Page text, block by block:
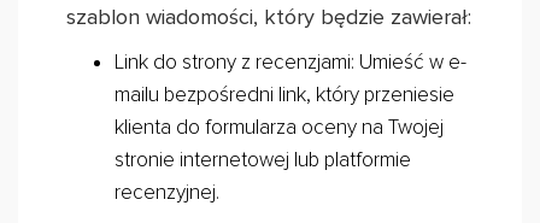
szablon wiadomości, który będzie zawierał:
Link do strony z recenzjami: Umieść w e-
mailu bezpośredni link, który przeniesie
klienta do formularza oceny na Twojej
stronie internetowej lub platformie
recenzyjnej.